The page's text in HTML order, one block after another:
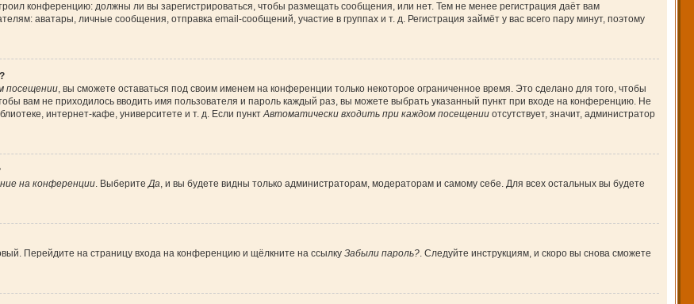
конференцию: должны ли вы зарегистрироваться, чтобы размещать сообщения, или нет. Тем не менее регистрация даёт вам
аватары, личные сообщения, отправка email-сообщений, участие в группах и т. д. Регистрация займёт у вас всего пару минут, поэтому
посещении, вы сможете оставаться под своим именем на конференции только некоторое ограниченное время. Это сделано для того, чтобы
вам не приходилось вводить имя пользователя и пароль каждый раз, вы можете выбрать указанный пункт при входе на конференцию. Не
интернет-кафе, университете и т. д. Если пунктАвтоматически входить при каждом посещенииотсутствует, значит, администратор
на конференции. ВыберитеДа, и вы будете видны только администраторам, модераторам и самому себе. Для всех остальных вы будете
Перейдите на страницу входа на конференцию и щёлкните на ссылку Забыли пароль?. Следуйте инструкциям, и скоро вы снова сможете